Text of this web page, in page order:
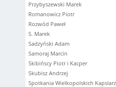
Przybyszewski Marek
Romanowicz Piotr
Rozwód Paweł
S. Marek
Sadzyński Adam
Samoraj Marcin
Skibińscy Piotr i Kacper
Skubisz Andrzej
Spotkania Wielkopolskich